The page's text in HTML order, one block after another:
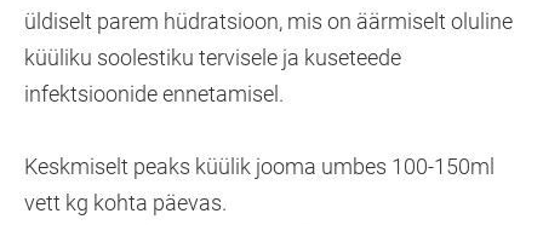
üldiselt parem hüdratsioon, mis on äärmiselt oluline
küüliku soolestiku tervisele ja kuseteede
infektsioonide ennetamisel.
Keskmiselt peaks küülik jooma umbes 100-150ml
vett kg kohta päevas.